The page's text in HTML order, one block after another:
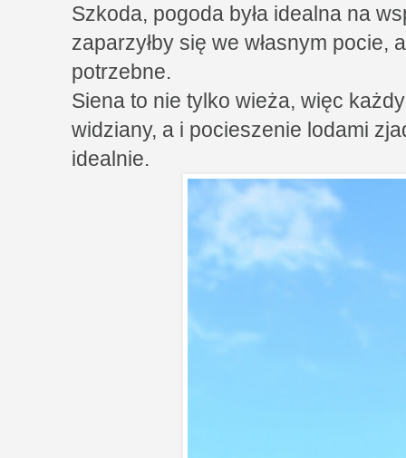
Szkoda, pogoda była idealna na
zaparzyłby się we własnym pocie,
potrzebne.
Siena to nie tylko wieża, więc
widziany, a i pocieszenie lodami
idealnie.